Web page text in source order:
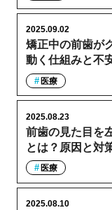
矯正中の前歯が
動く仕組みと不
2025.09.02
医療
前歯の見た目を
とは？原因と対
2025.08.23
医療
2025.08.10